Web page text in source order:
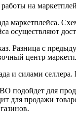
на
маркетплейса.
осуществляют
Разница с
центр
и силами
подойдет для
для продажи